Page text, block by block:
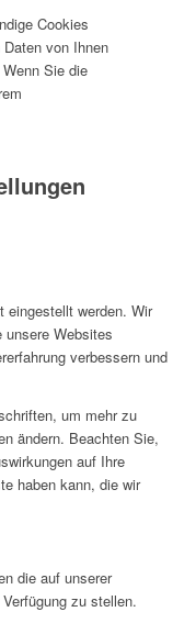
Cookies
von Ihnen
Sie die
eingestellt werden. Wir
Websites
verbessern und
um mehr zu
ändern. Beachten Sie,
auf Ihre
haben kann, die wir
die auf unserer
zu stellen.